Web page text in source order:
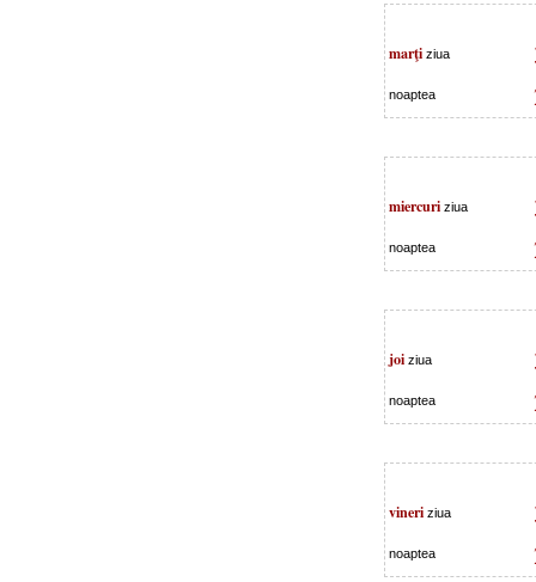
marţi ziua
noaptea
miercuri ziua
noaptea
joi ziua
noaptea
vineri ziua
noaptea